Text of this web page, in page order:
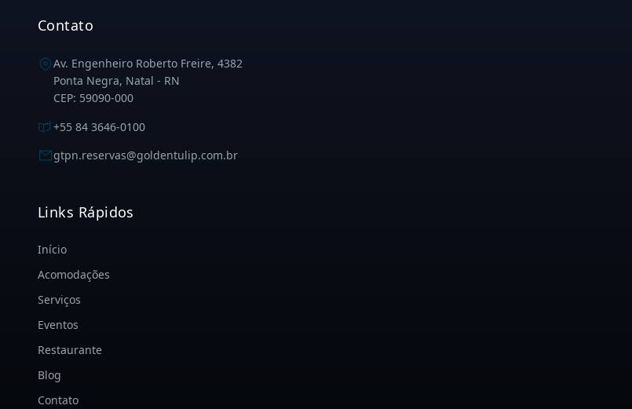
Contato
Av. Engenheiro Roberto Freire, 4382
Ponta Negra, Natal - RN
CEP: 59090-000
+55 84 3646-0100
gtpn.reservas@goldentulip.com.br
Links Rápidos
Início
Acomodações
Serviços
Eventos
Restaurante
Blog
Contato